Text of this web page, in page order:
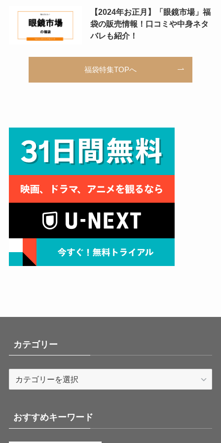
【2024年お正月】「眼鏡市場」福
袋の販売情報！口コミや中身ネタ
バレも紹介！
福袋特集TOPへ
カテゴリー
リ
ー
おすすめキーワード